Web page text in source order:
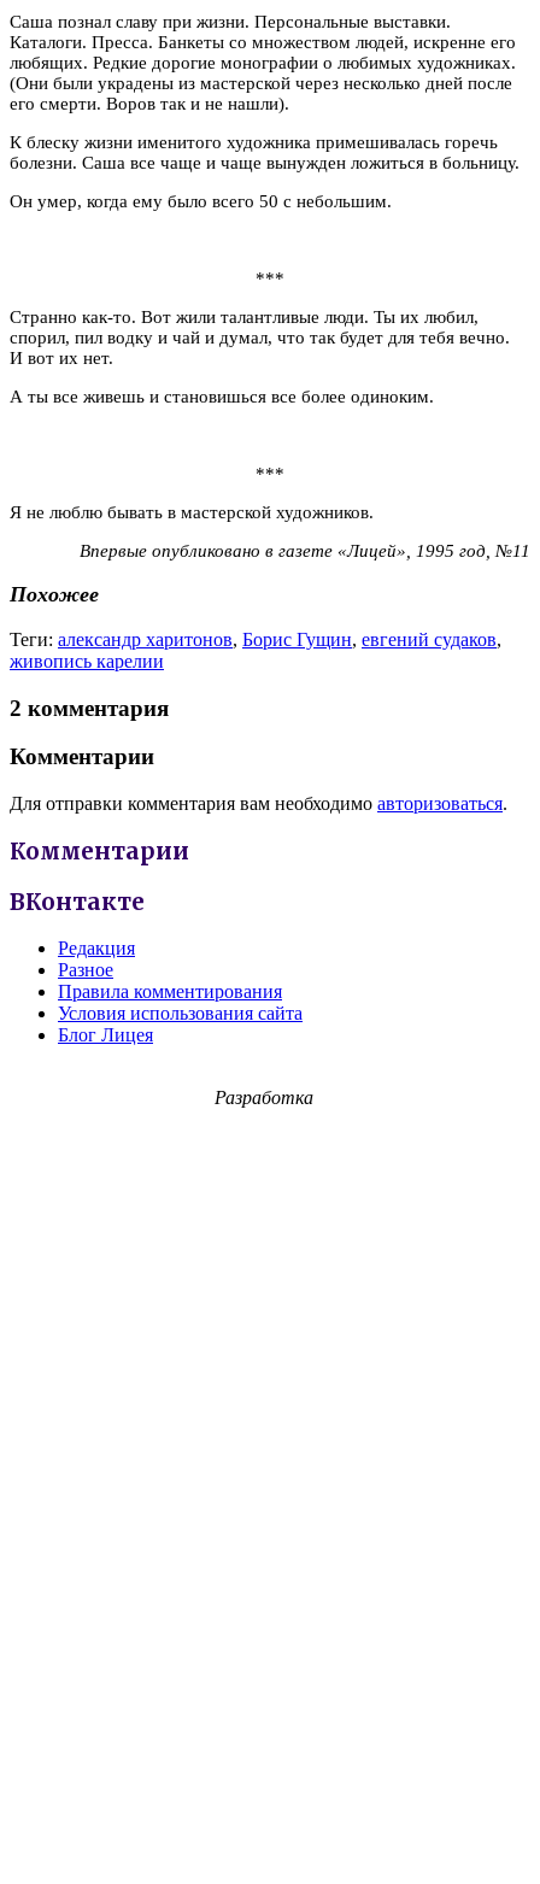
Саша познал славу при жизни. Персональные выставки.
Каталоги. Пресса. Банкеты со множеством людей, искренне его
любящих. Редкие дорогие монографии о любимых художниках.
(Они были украдены из мастерской через несколько дней после
его смерти. Воров так и не нашли).
К блеску жизни именитого художника примешивалась горечь
болезни. Саша все чаще и чаще вынужден ложиться в больницу.
Он умер, когда ему было всего 50 с небольшим.
***
Странно как-то. Вот жили талантливые люди. Ты их любил,
спорил, пил водку и чай и думал, что так будет для тебя вечно.
И вот их нет.
А ты все живешь и становишься все более одиноким.
***
Я не люблю бывать в мастерской художников.
Впервые опубликовано в газете «Лицей», 1995 год, №11
Похожее
Теги: александр харитонов, Борис Гущин, евгений судаков,
живопись карелии
2 комментария
Комментарии
Для отправки комментария вам необходимо авторизоваться.
Комментарии
ВКонтакте
Редакция
Разное
Правила комментирования
Условия использования сайта
Блог Лицея
Разработка